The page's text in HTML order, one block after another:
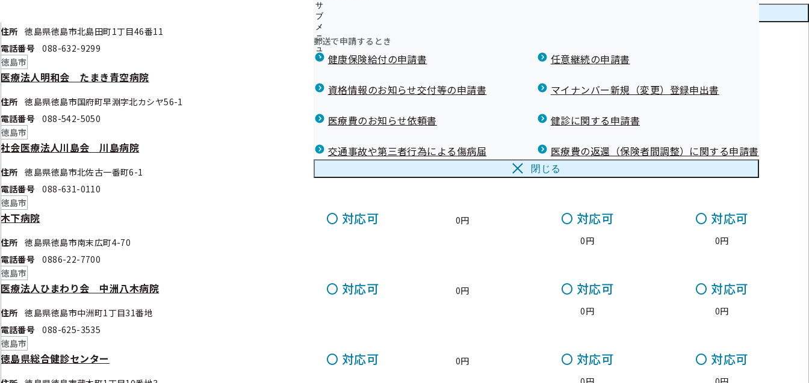
サ
ブ
メ
ニ
ュ
ー
郵送で申請するとき
健康保険給付の申請書 任意継続の申請書
資格情報のお知らせ交付等の申請書 マイナンバー新規（変更）登録申出書
医療費のお知らせ依頼書 健診に関する申請書
交通事故や第三者行為による傷病届 医療費の返還（保険者間調整）に関する申請書
閉じる
住所
徳島県徳島市北島田町1丁目46番11
電話番号
088-632-9299
徳島市
医療法人明和会 たまき青空病院
住所
徳島県徳島市国府町早淵字北カシヤ56-1
電話番号
088-542-5050
徳島市
社会医療法人川島会 川島病院
住所
徳島県徳島市北佐古一番町6-1
電話番号
088-631-0110
〇対応可 0円 〇対応可 〇対応可
徳島市
木下病院
住所
徳島県徳島市南末広町4-70
電話番号
0886-22-7700
〇 対応可 0円 〇 対応可
0円
〇 対応可
0円
徳島市
医療法人ひまわり会 中洲八木病院
住所
徳島県徳島市中洲町1丁目31番地
電話番号
088-625-3535
〇 対応可 0円 〇 対応可
0円
〇 対応可
0円
徳島市
徳島県総合健診センター 〇 対応可 0円 〇 対応可 〇 対応可